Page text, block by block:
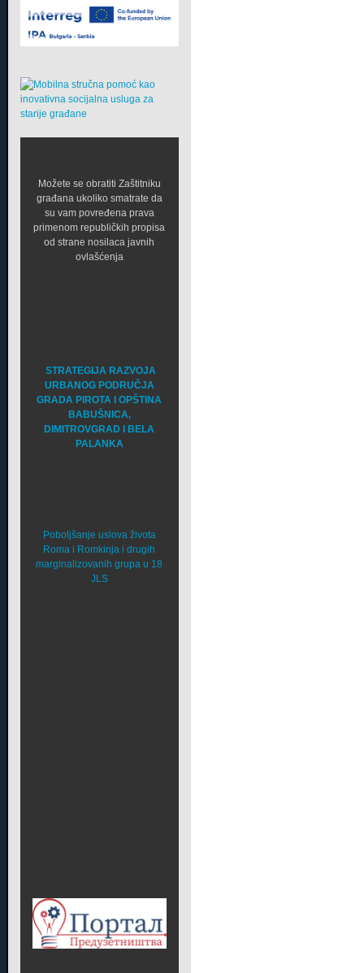
Možete se obratiti Zaštitniku
građana ukoliko smatrate da
su vam povređena prava
primenom republičkih propisa
od strane nosilaca javnih
ovlašćenja
STRATEGIJA RAZVOJA
URBANOG PODRUČJA
GRADA PIROTA I OPŠTINA
BABUŠNICA,
DIMITROVGRAD I BELA
PALANKA
Poboljšanje uslova života
Roma i Romkinja i drugih
marginalizovanih grupa u 18
JLS